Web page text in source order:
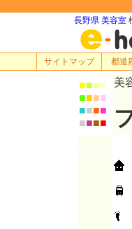
長野県 美容室
サイトマップ 都道
■■■■
■■■■
■■■■
■■■■
美